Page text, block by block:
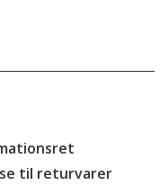
til returvarer